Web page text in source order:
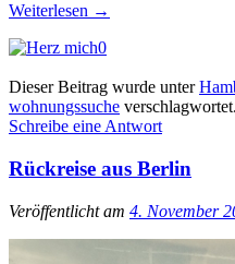
Weiterlesen →
0
Dieser Beitrag wurde unter
wohnungssuche verschlagwortet.
Schreibe eine Antwort
Rückreise aus Berlin
Veröffentlicht am 4. November